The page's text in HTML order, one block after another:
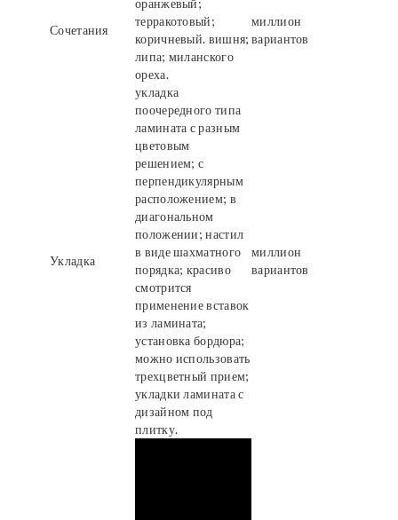
Сочетания
оранжевый;
терракотовый;
коричневый. вишня;
липа; миланского
ореха.
миллион
вариантов
Укладка
укладка
поочередного типа
ламината с разным
цветовым
решением; с
перпендикулярным
расположением; в
диагональном
положении; настил
в виде шахматного
порядка; красиво
смотрится
применение вставок
из ламината;
установка бордюра;
можно использовать
трехцветный прием;
укладки ламината с
дизайном под
плитку.
миллион
вариантов